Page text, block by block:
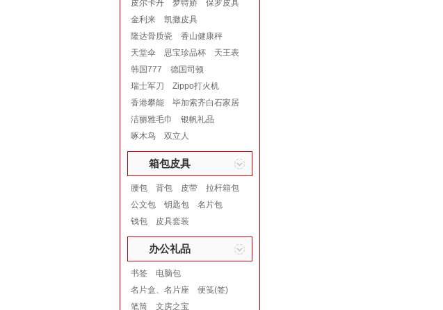
皮尔卡丹 梦特娇
保罗皮具
金利来
凯撒皮具
隆达骨质瓷
香山健康秤
天堂伞
思宝珍品杯
天王表
韩国777
德国司顿
瑞士军刀
Zippo打火机
香港攀能
毕加索齐白石家居
洁丽雅毛巾
银帆礼品
啄木鸟
双立人
箱包皮具
腰包 背包 皮带
拉杆箱包
公文包
钥匙包
名片包
钱包
皮具套装
办公礼品
书签
电脑包
名片盒、名片座
便笺(签)
笔筒
文房之宝